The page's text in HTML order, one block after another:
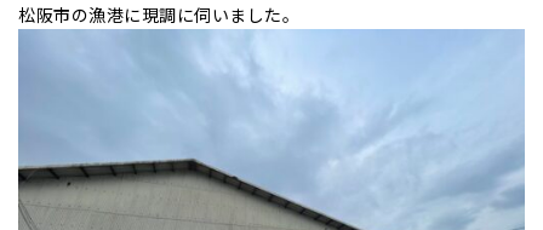
松阪市の漁港に現調に伺いました。